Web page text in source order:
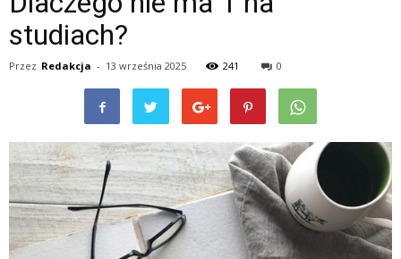
studiach?
Przez Redakcja - 13 września 2025 241 0